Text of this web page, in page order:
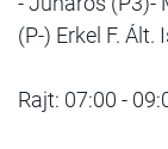
(P-) Erkel F. Ált.
Rajt: 07:00 -